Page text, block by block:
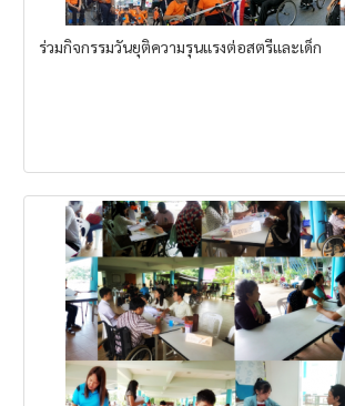
ร่วมกิจกรรมวันยุติความรุนแรงต่อสตรีและเด็ก